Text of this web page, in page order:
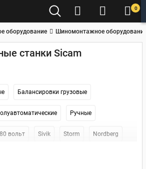
0
оборудование Шиномонтажное
станки Sicam
Балансировки грузовые
Ручные
вольт Sivik Storm Nordberg